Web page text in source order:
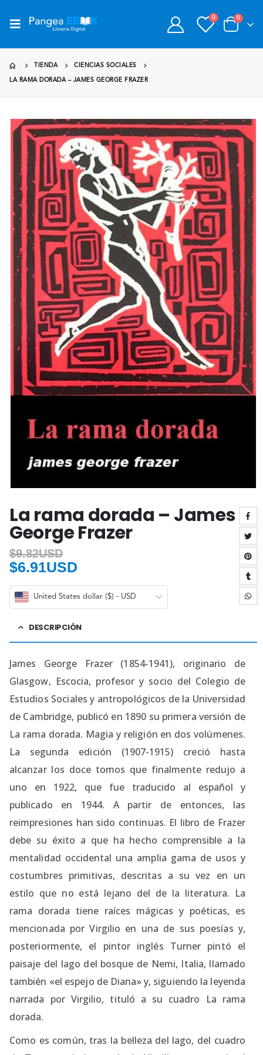
0 0
TIENDA CIENCIAS SOCIALES
LA RAMA DORADA – JAMES GEORGE FRAZER
La rama dorada – James
George Frazer
$9.82USD
$6.91USD
United States dollar ($) - USD
DESCRIPCIÓN
James George Frazer (1854-1941), originario de
Glasgow, Escocia, profesor y socio del Colegio de
Estudios Sociales y antropológicos de la Universidad
de Cambridge, publicó en 1890 su primera versión de
La rama dorada. Magia y religión en dos volúmenes.
La segunda edición (1907-1915) creció hasta
alcanzar los doce tomos que finalmente redujo a
uno en 1922, que fue traducido al español y
publicado en 1944. A partir de entonces, las
reimpresiones han sido continuas. El libro de Frazer
debe su éxito a que ha hecho comprensible a la
mentalidad occidental una amplia gama de usos y
costumbres primitivas, descritas a su vez en un
estilo que no está lejano del de la literatura. La
rama dorada tiene raíces mágicas y poéticas, es
mencionada por Virgilio en una de sus poesías y,
posteriormente, el pintor inglés Turner pintó el
paisaje del lago del bosque de Nemi, Italia, llamado
también «el espejo de Diana» y, siguiendo la leyenda
narrada por Virgilio, tituló a su cuadro La rama
dorada.
Como es común, tras la belleza del lago, del cuadro